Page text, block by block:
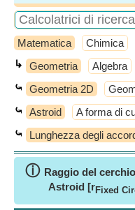
Matematica Chimica
↳ Geometria Algebra
⤿ Geometria 2D
⤿ Astroid A forma di
⤿ Lunghezza degli
ⓘ Raggio del
Astroid [rFixed